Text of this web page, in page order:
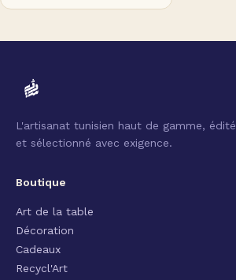
L'artisanat tunisien haut de gamme, édité
et sélectionné avec exigence.
Boutique
Art de la table
Décoration
Cadeaux
Recycl'Art